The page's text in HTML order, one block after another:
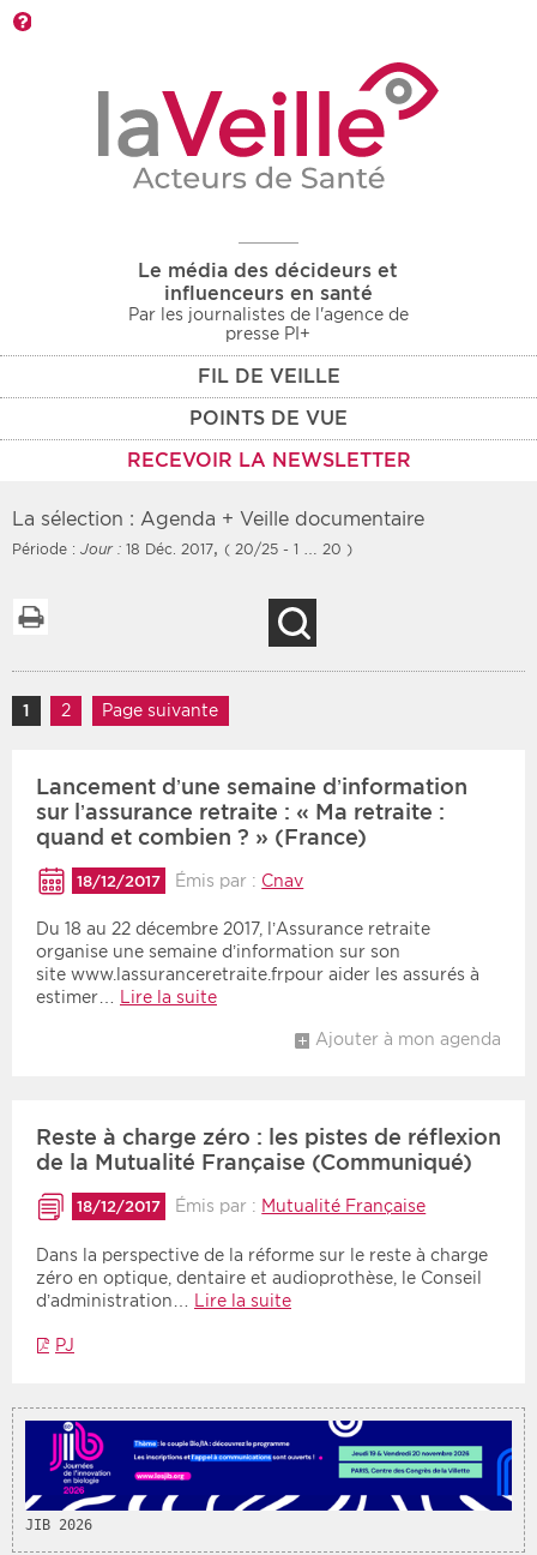
Le média des décideurs et
influenceurs en santé
Par les journalistes de l'agence de
presse PI+
FIL DE VEILLE
POINTS DE VUE
RECEVOIR LA NEWSLETTER
Rendez-vous des 7
prochains jours
derniers jours
Recherche par mots clés
Type d'information
Les deux
Secteur
Protection sociale
Zone géographique
Choisir une zone
Période Tri
La sélection : Agenda + Veille documentaire
Période : Jour : 18 Déc. 2017, ( 20/25 - 1 … 20 )
Navigation des articles
Page
1 Page
2 Page suivante
Lancement d’une semaine d’information
sur l’assurance retraite : « Ma retraite :
quand et combien ? » (France)
18/12/2017 Émis par : Cnav
Du 18 au 22 décembre 2017, l’Assurance retraite
organise une semaine d’information sur son
site www.lassuranceretraite.frpour aider les assurés à
estimer… Lire la suite
Ajouter à mon agenda
Reste à charge zéro : les pistes de réflexion
de la Mutualité Française (Communiqué)
18/12/2017 Émis par : Mutualité Française
Dans la perspective de la réforme sur le reste à charge
zéro en optique, dentaire et audioprothèse, le Conseil
d’administration… Lire la suite
PJ
JIB 2026